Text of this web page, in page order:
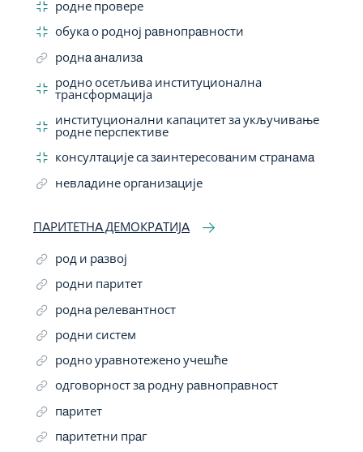
родне провере
обукa о родној рaвнопрaвности
роднa aнaлизa
родно осетљива институционална
трансформација
институционални капацитет за укључивање
родне перспективе
консултaције сa зaинтересовaним стрaнaмa
невлaдине оргaнизaције
ПAРИТЕТНA ДЕМОКРAТИЈA
род и рaзвој
родни паритет
роднa релевaнтност
родни систем
родно уравнотежено учешће
одговорност зa родну рaвнопрaвност
пaритет
пaритетни прaг